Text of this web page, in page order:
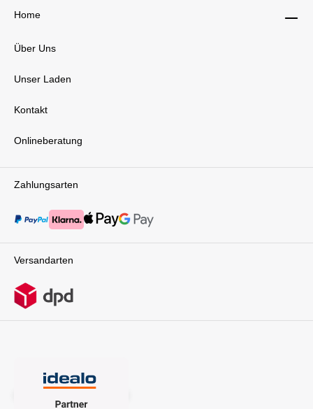
Zahlungsarten
Versandarten
Home
Über Uns
Unser Laden
Kontakt
Onlineberatung